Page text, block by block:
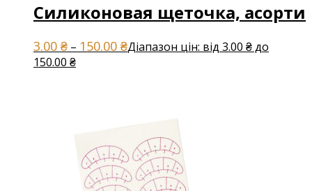
Силиконовая щеточка, асорти
3.00 ₴ – 150.00 ₴Діапазон цін: від 3.00 ₴ до
150.00 ₴